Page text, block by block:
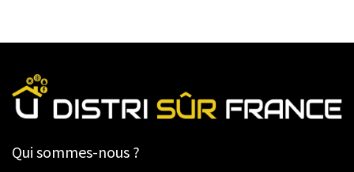
Qui sommes-nous ?